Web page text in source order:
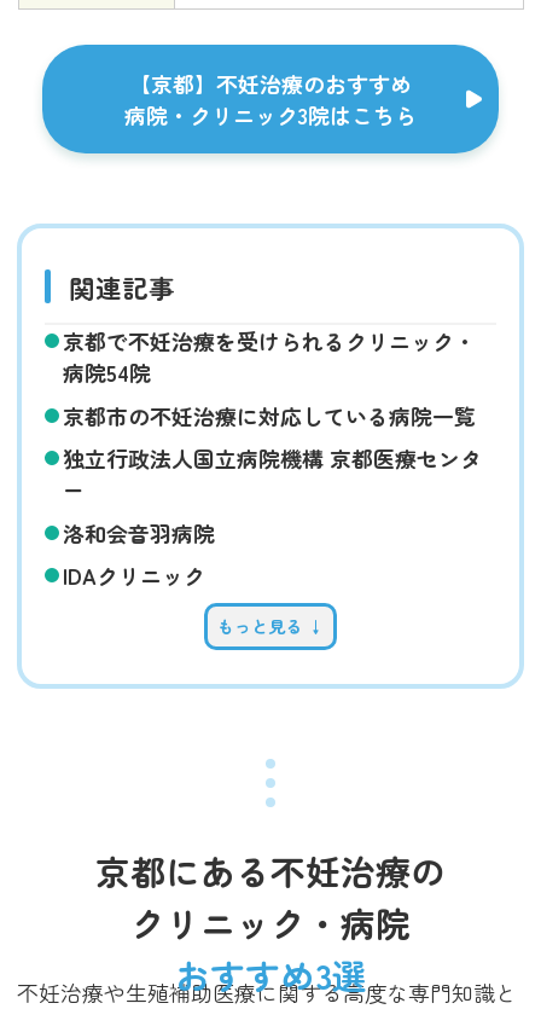
【京都】不妊治療のおすすめ
病院・クリニック3院はこちら
関連記事
京都で不妊治療を受けられるクリニック・
病院54院
京都市の不妊治療に対応している病院一覧
独立行政法人国立病院機構 京都医療センタ
ー
洛和会音羽病院
IDAクリニック
もっと見る ↓
京都にある不妊治療の
クリニック・病院
おすすめ3選
不妊治療や生殖補助医療に関する高度な専門知識と